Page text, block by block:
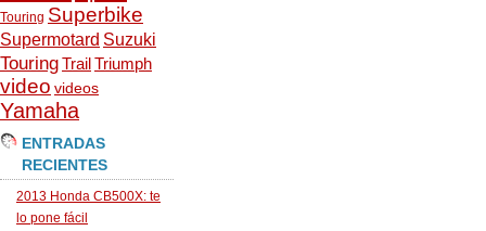
Touring Superbike
Supermotard Suzuki
TouringTrailTriumph
video videos
Yamaha
ENTRADAS
RECIENTES
2013 Honda CB500X: te
lo pone fácil